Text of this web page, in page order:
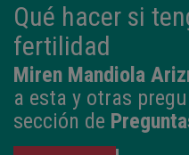
Qué hacer si
fertilidad
Miren Mandiola
a esta y otras
sección de